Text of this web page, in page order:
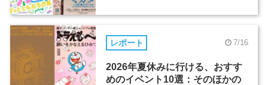
レポート 7/16
2026年夏休みに行ける、おすす
めのイベント10選：そのほかの